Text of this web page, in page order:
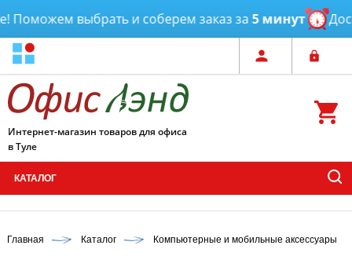
выбрать и соберем заказ за5 минут
Интернет-магазин товаров для офиса
в Туле
КАТАЛОГ
Главная Каталог Компьютерные и мобильные аксессуары